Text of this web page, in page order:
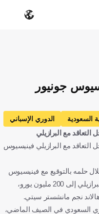
جونيور
السعودية
الدوري الإسباني
الفيحاء
النرويج
الإنتقالات
مع البرازيلي
التعاقد مع البرازيلي فينيسيوس
حلمه بالتوقيع مع فينيسيوس
جونيور رغم ارتفاع القيمة السوقية للنجم البرازيلي إلى 200 مليون يورو،
نجم مانشستر سيتي.
السعودي في الصيف الماضي،